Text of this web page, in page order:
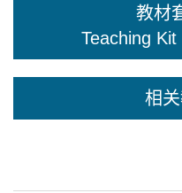
教材
Teaching
相